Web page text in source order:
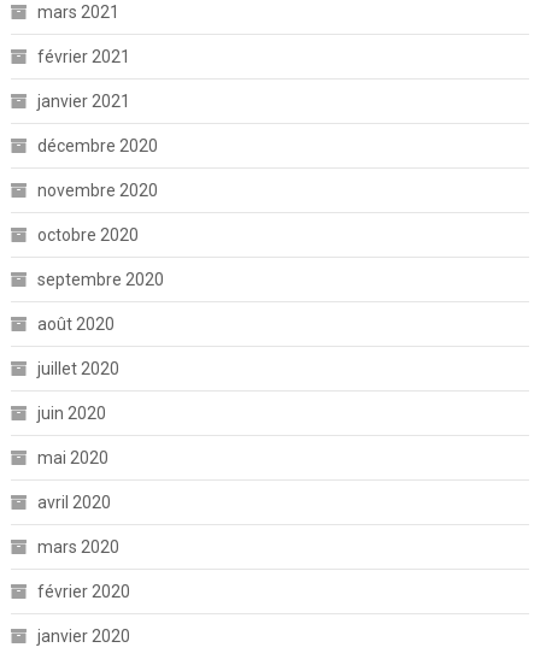
mars 2021
février 2021
janvier 2021
décembre 2020
novembre 2020
octobre 2020
septembre 2020
août 2020
juillet 2020
juin 2020
mai 2020
avril 2020
mars 2020
février 2020
janvier 2020